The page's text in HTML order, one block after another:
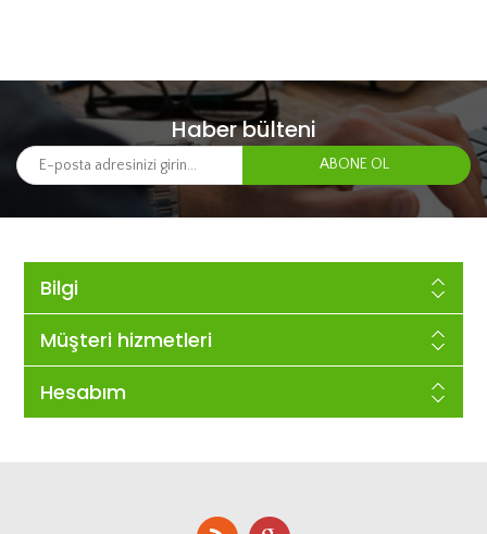
Haber bülteni
Bilgi
Müşteri hizmetleri
Hesabım